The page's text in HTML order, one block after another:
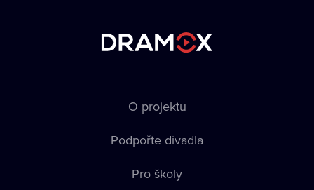
O projektu
Podpořte divadla
Pro školy